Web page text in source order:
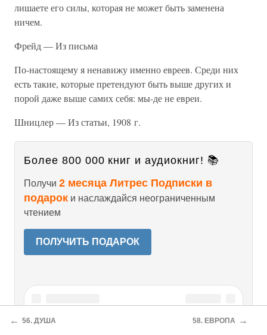
лишаете его силы, которая не может быть заменена
ничем.
Фрейд — Из письма
По-настоящему я ненавижу именно евреев. Среди них
есть такие, которые претендуют быть выше других и
порой даже выше самих себя: мы-де не евреи.
Шницлер — Из статьи, 1908 г.
Более 800 000 книг и аудиокниг! 📚
Получи 2 месяца Литрес Подписки в
подарок и наслаждайся неограниченным
чтением
ПОЛУЧИТЬ ПОДАРОК
Читайте также
← 56. ДУША 58. ЕВРОПА →